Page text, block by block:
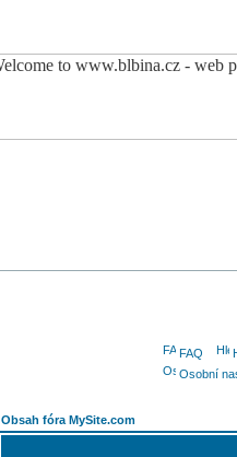
FAQ
Osobní
Obsah fóra MySite.com